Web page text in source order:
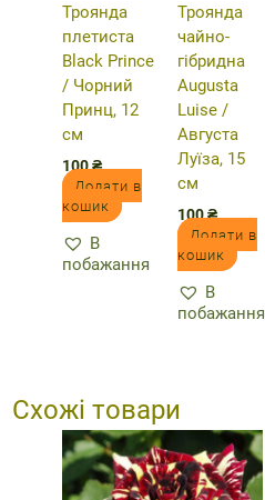
Троянда
плетиста
Black Prince
/ Чорний
Принц, 12
см
100₴
Додати в
кошик
В
побажання
Троянда
чайно-
гібридна
Augusta
Luise /
Августа
Луїза, 15
см
100₴
Додати в
кошик
В
побажання
Схожі товари